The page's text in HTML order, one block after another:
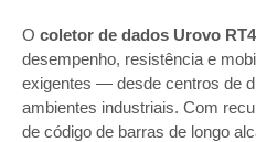
O coletor de dados Urovo
desempenho, resistência e
exigentes — desde centros de
ambientes industriais. Com
de código de barras de longo